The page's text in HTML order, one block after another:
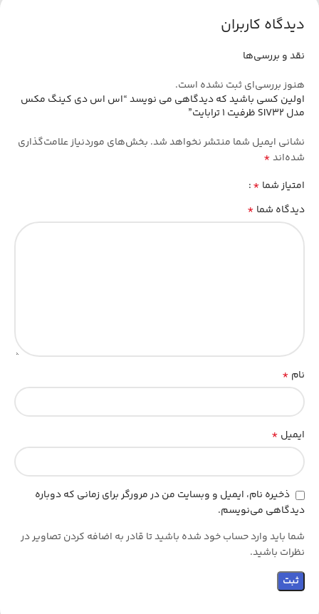
09155625767
دیدگاه کاربران
نقد و بررسی‌ها
هنوز بررسی‌ای ثبت نشده است.
اولین کسی باشید که دیدگاهی می نویسد “اس اس دی کینگ مکس
مدل SIV32 ظرفیت 1 ترابایت”
نشانی ایمیل شما منتشر نخواهد شد. بخش‌های موردنیاز علامت‌گذاری
شده‌اند*
امتیاز شما *
دیدگاه شما *
نام *
ایمیل *
ذخیره نام، ایمیل و وبسایت من در مرورگر برای زمانی که دوباره
دیدگاهی می‌نویسم.
شما باید وارد حساب خود شده باشید تا قادر به اضافه کردن تصاویر در
نظرات باشید.